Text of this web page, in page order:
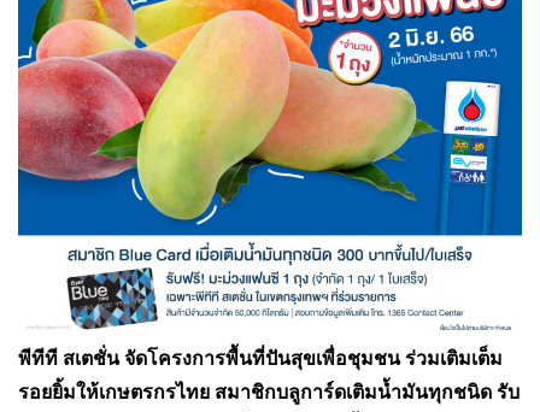
พีทีที สเตชั่น จัดโครงการพื้นที่ปันสุขเพื่อชุมชน ร่วมเติมเต็ม
รอยยิ้มให้เกษตรกรไทย สมาชิกบลูการ์ดเติมน้ำมันทุกชนิด รับ